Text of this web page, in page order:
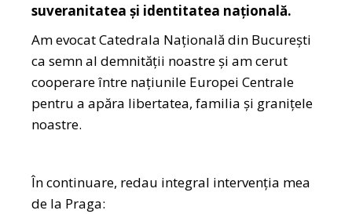
suveranitatea și identitatea națională.
Am evocat Catedrala Națională din București
ca semn al demnității noastre și am cerut
cooperare între națiunile Europei Centrale
pentru a apăra libertatea, familia și granițele
noastre.
În continuare, redau integral intervenția mea
de la Praga: